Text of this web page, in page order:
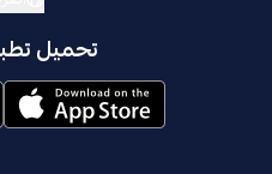
تحميل